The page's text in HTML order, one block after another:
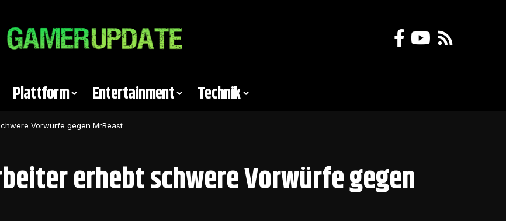
Plattform Entertainment Technik
Vorwürfe gegen MrBeast
erhebt schwere Vorwürfe gegen